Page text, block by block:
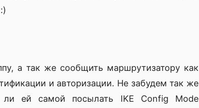
а так же сообщить маршрутизатору как
и авторизации. Не забудем так же
ли ей самой посылать IKE Config Mode